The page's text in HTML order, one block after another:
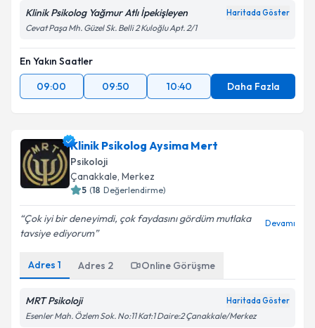
Klinik Psikolog Yağmur Atlı İpekişleyen Haritada Göster
Cevat Paşa Mh. Güzel Sk. Belli 2 Kuloğlu Apt. 2/1
En Yakın Saatler
09:00
09:50 10:40 Daha Fazla
Klinik Psikolog Aysima Mert
Psikoloji
Çanakkale, Merkez
5 (18 Değerlendirme)
Çok iyi bir deneyimdi, çok faydasını gördüm mutlaka
tavsiye ediyorum
Devamı
Adres 1 Adres 2 Online Görüşme
MRT Psikoloji Haritada Göster
Esenler Mah. Özlem Sok. No:11 Kat:1 Daire:2 Çanakkale/Merkez